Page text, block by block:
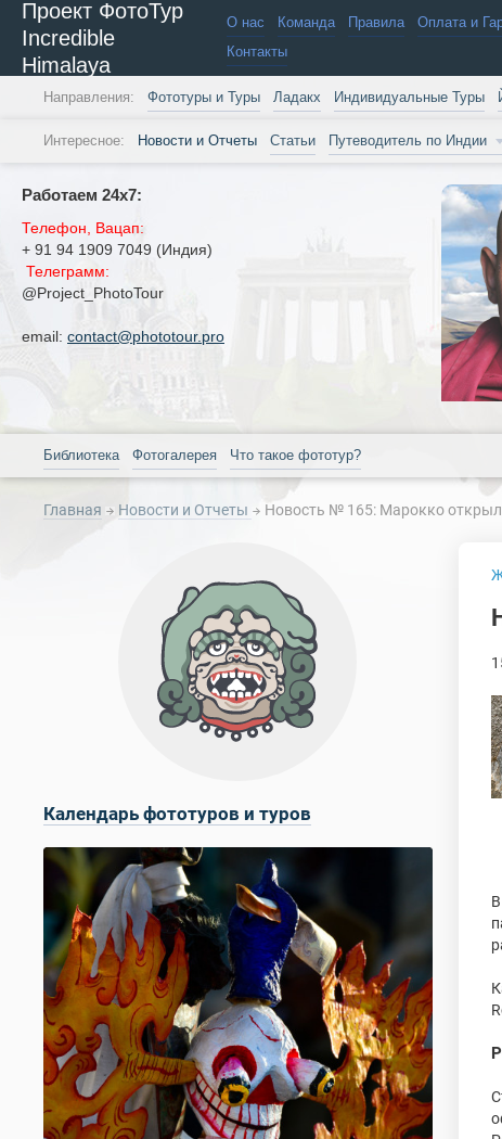
Проект ФотоТур
Incredible
Himalaya
О нас Команда Правила Оплата и
Контакты
Направления: Фототуры и Туры Ладакх Индивидуальные Туры
Интересное: Новости и Отчеты Статьи Путеводитель по Индии
Работаем 24х7:
Телефон, Вацап:
+ 91 94 1909 7049 (Индия)
Телеграмм:
@Project_PhotoTour
email: contact@phototour.pro
Библиотека Фотогалерея Что такое фототур?
Главная Новости и Отчеты Новость № 165: Марокко открыл
Календарь фототуров и туров